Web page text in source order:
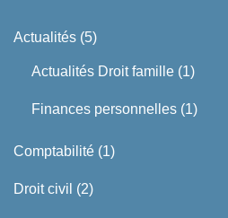
Actualités (5)
Actualités Droit famille (1)
Finances personnelles (1)
Comptabilité (1)
Droit civil (2)